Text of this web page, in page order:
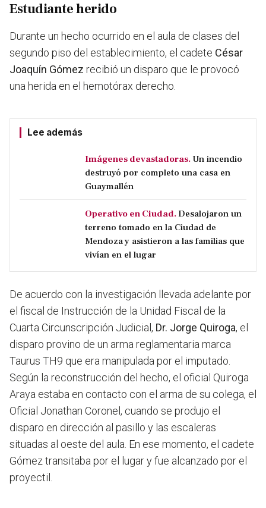
Estudiante herido
Durante un hecho ocurrido en el aula de clases del
segundo piso del establecimiento, el cadete César
Joaquín Gómez recibió un disparo que le provocó
una herida en el hemotórax derecho.
Lee además
Imágenes devastadoras. Un incendio
destruyó por completo una casa en
Guaymallén
Operativo en Ciudad. Desalojaron un
terreno tomado en la Ciudad de
Mendoza y asistieron a las familias que
vivían en el lugar
De acuerdo con la investigación llevada adelante por
el fiscal de Instrucción de la Unidad Fiscal de la
Cuarta Circunscripción Judicial, Dr. Jorge Quiroga, el
disparo provino de un arma reglamentaria marca
Taurus TH9 que era manipulada por el imputado.
Según la reconstrucción del hecho, el oficial Quiroga
Araya estaba en contacto con el arma de su colega, el
Oficial Jonathan Coronel, cuando se produjo el
disparo en dirección al pasillo y las escaleras
situadas al oeste del aula. En ese momento, el cadete
Gómez transitaba por el lugar y fue alcanzado por el
proyectil